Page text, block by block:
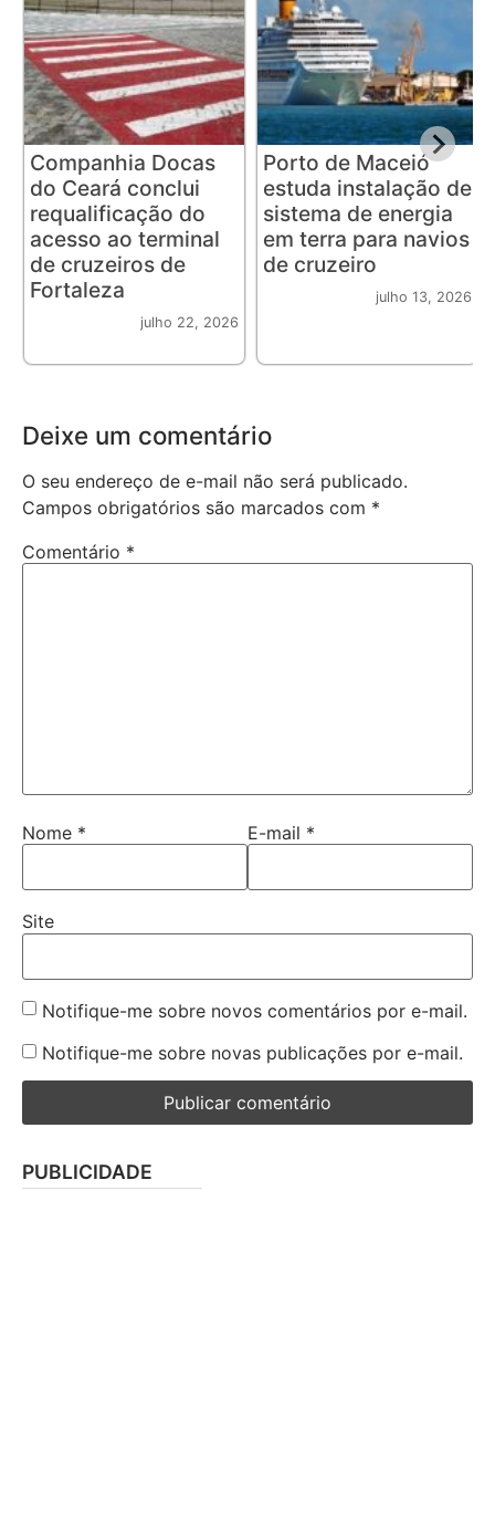
Companhia Docas
do Ceará conclui
requalificação do
acesso ao terminal
de cruzeiros de
Fortaleza
julho 22, 2026
Porto de Maceió
estuda instalação de
sistema de energia
em terra para navios
de cruzeiro
julho 13, 2026
Deixe um comentário
O seu endereço de e-mail não será publicado.
Campos obrigatórios são marcados com *
Comentário *
Nome * E-mail *
Site
Notifique-me sobre novos comentários por e-mail.
Notifique-me sobre novas publicações por e-mail.
PUBLICIDADE